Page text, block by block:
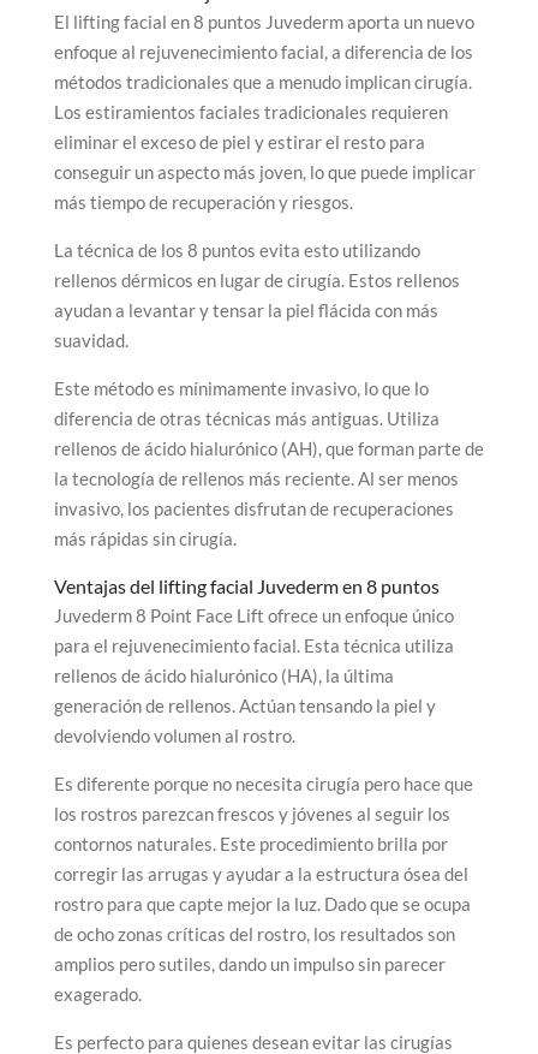
El lifting facial en 8 puntos Juvederm aporta un nuevo
enfoque al rejuvenecimiento facial, a diferencia de los
métodos tradicionales que a menudo implican cirugía.
Los estiramientos faciales tradicionales requieren
eliminar el exceso de piel y estirar el resto para
conseguir un aspecto más joven, lo que puede implicar
más tiempo de recuperación y riesgos.
La técnica de los 8 puntos evita esto utilizando
rellenos dérmicos en lugar de cirugía. Estos rellenos
ayudan a levantar y tensar la piel flácida con más
suavidad.
Este método es mínimamente invasivo, lo que lo
diferencia de otras técnicas más antiguas. Utiliza
rellenos de ácido hialurónico (AH), que forman parte de
la tecnología de rellenos más reciente. Al ser menos
invasivo, los pacientes disfrutan de recuperaciones
más rápidas sin cirugía.
Ventajas del lifting facial Juvederm en 8 puntos
Juvederm 8 Point Face Lift ofrece un enfoque único
para el rejuvenecimiento facial. Esta técnica utiliza
rellenos de ácido hialurónico (HA), la última
generación de rellenos. Actúan tensando la piel y
devolviendo volumen al rostro.
Es diferente porque no necesita cirugía pero hace que
los rostros parezcan frescos y jóvenes al seguir los
contornos naturales. Este procedimiento brilla por
corregir las arrugas y ayudar a la estructura ósea del
rostro para que capte mejor la luz. Dado que se ocupa
de ocho zonas críticas del rostro, los resultados son
amplios pero sutiles, dando un impulso sin parecer
exagerado.
Es perfecto para quienes desean evitar las cirugías